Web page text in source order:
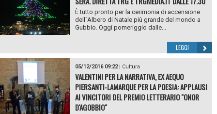
È tutto pronto per la cerimonia di accensione
dell`Albero di Natale più grande del mondo a
Gubbio. Oggi pomeriggio dalle...
LEGGI
05/12/2016 09:22| Cultura
VALENTINI PER LA NARRATIVA, EX AEQUO
PIERSANTI-LAMARQUE PER LA POESIA: APPLAUSI
AI VINCITORI DEL PREMIO LETTERARIO "ONOR
D'AGOBBIO"